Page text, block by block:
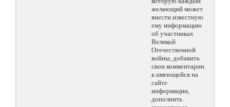
желающий может
внести известную
ему информацию
об участниках
Великой
Отечественной
войны, добавить
свои комментарии
к имеющейся на
сайте
информации,
дополнить